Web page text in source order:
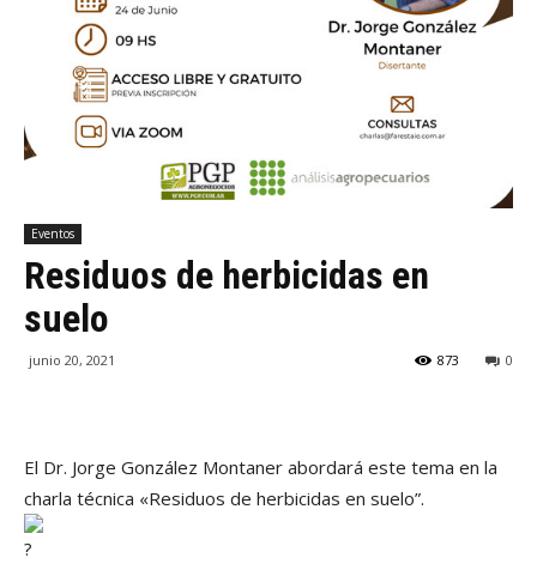
Eventos
Residuos de herbicidas en
suelo
junio 20, 2021 0
873
El Dr. Jorge González Montaner abordará este tema en la
charla técnica «Residuos de herbicidas en suelo”.